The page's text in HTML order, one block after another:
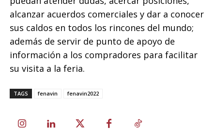
alcanzar acuerdos comerciales y dar a conocer
sus caldos en todos los rincones del mundo;
además de servir de punto de apoyo de
información a los compradores para facilitar
su visita a la feria.
TAGS fenavin fenavin2022